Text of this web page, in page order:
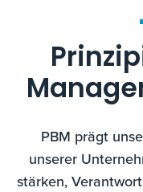
PBM prägt
unserer
stärken,